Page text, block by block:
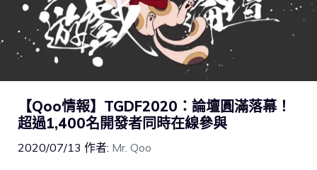
【Qoo情報】TGDF2020：論壇圓滿落幕！
超過1,400名開發者同時在線參與
2020/07/13 作者: Mr. Qoo